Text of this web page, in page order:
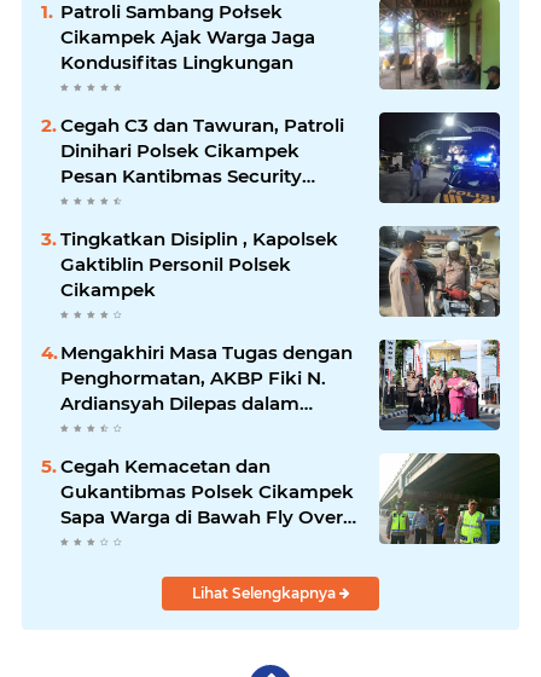
Patroli Sambang Połsek
Cikampek Ajak Warga Jaga
Kondusifitas Lingkungan
Cegah C3 dan Tawuran, Patroli
Dinihari Polsek Cikampek
Pesan Kantibmas Security
Perumahan
Tingkatkan Disiplin , Kapolsek
Gaktiblin Personil Polsek
Cikampek
Mengakhiri Masa Tugas dengan
Penghormatan, AKBP Fiki N.
Ardiansyah Dilepas dalam
Upacara Farewell Parade oleh
Kapolresta Karawang Kombes
Pol Mario Prahatinto
Cegah Kemacetan dan
Gukantibmas Polsek Cikampek
Sapa Warga di Bawah Fly Over
Cikampek
Lihat Selengkapnya